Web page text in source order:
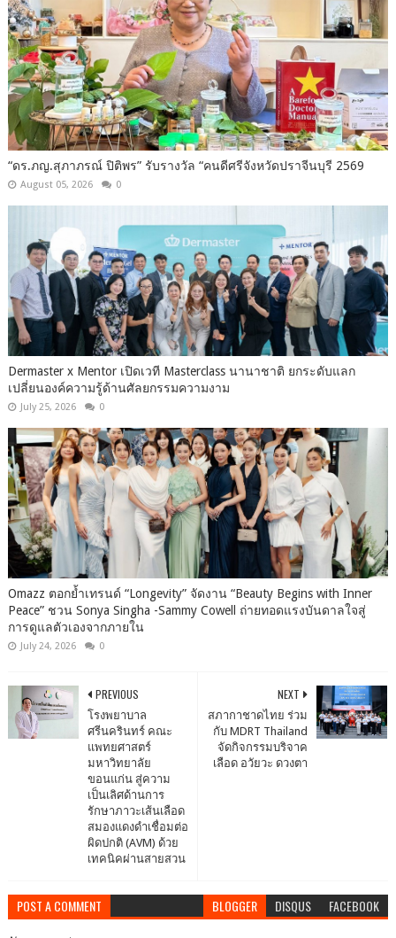
“ดร.ภญ.สุภาภรณ์ ปิติพร” รับรางวัล “คนดีศรีจังหวัดปราจีนบุรี 2569
August 05, 2026 0
Dermaster x Mentor เปิดเวที Masterclass นานาชาติ ยกระดับแลก
เปลี่ยนองค์ความรู้ด้านศัลยกรรมความงาม
July 25, 2026 0
Omazz ตอกย้ำเทรนด์ “Longevity” จัดงาน “Beauty Begins with Inner
Peace” ชวน Sonya Singha -​Sammy Cowell ถ่ายทอดแรงบันดาลใจสู่
การดูแลตัวเองจากภายใน
July 24, 2026 0
NEXT
สภากาชาดไทย ร่วม
กับ MDRT Thailand
จัดกิจกรรมบริจาค
เลือด อวัยวะ ดวงตา
PREVIOUS
โรงพยาบาล
ศรีนครินทร์ คณะ
แพทยศาสตร์
มหาวิทยาลัย
ขอนแก่น สู่ความ
เป็นเลิศด้านการ
รักษาภาวะเส้นเลือด
สมองแดงดำเชื่อมต่อ
ผิดปกติ (AVM) ด้วย
เทคนิคผ่านสายสวน
POST A COMMENT BLOGGER DISQUS FACEBOOK